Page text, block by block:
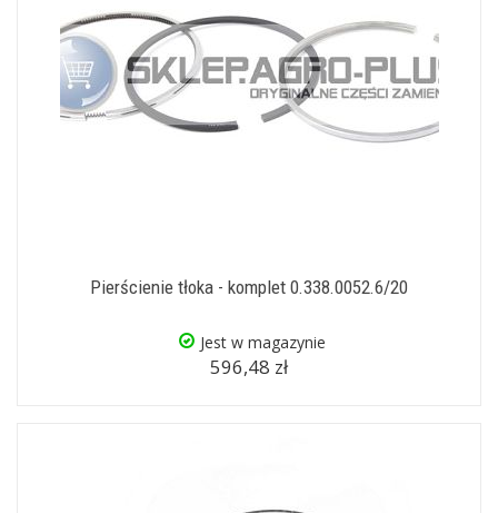
Pierścienie tłoka - komplet 0.338.0052.6/20
Jest w magazynie
596,48 zł